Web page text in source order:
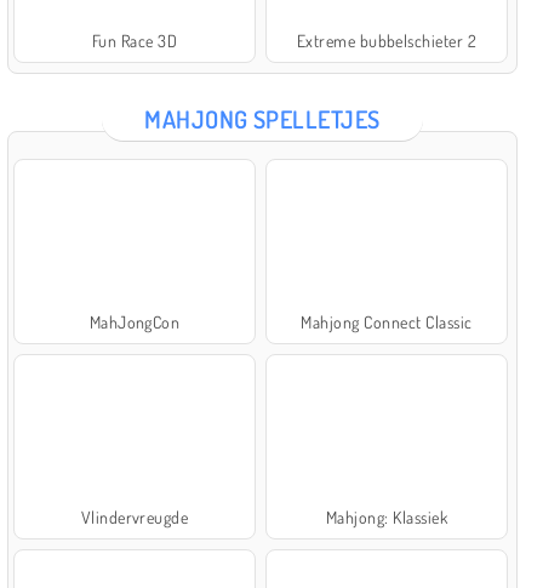
Fun Race 3D Extreme bubbelschieter 2
MAHJONG SPELLETJES
MahJongCon Mahjong Connect Classic
Vlindervreugde Mahjong: Klassiek